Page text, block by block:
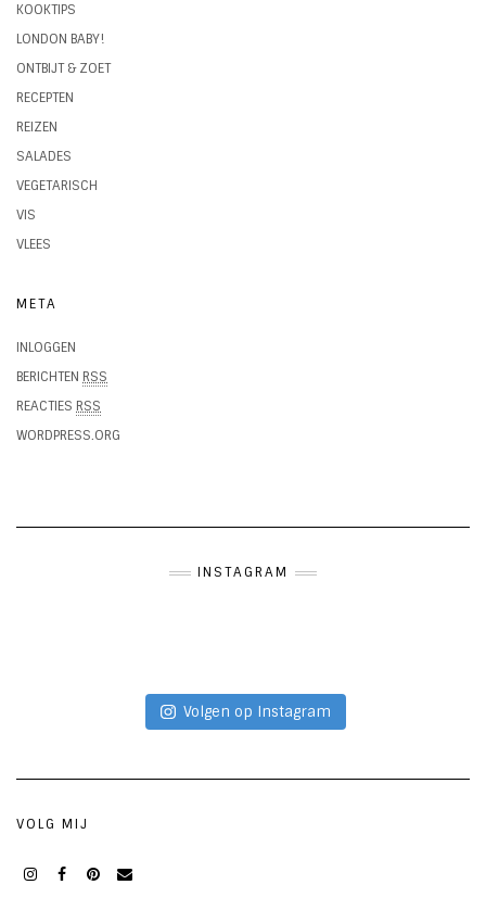
KOOKTIPS
LONDON BABY!
ONTBIJT & ZOET
RECEPTEN
REIZEN
SALADES
VEGETARISCH
VIS
VLEES
META
INLOGGEN
BERICHTEN RSS
REACTIES RSS
WORDPRESS.ORG
INSTAGRAM
Volgen op Instagram
VOLG MIJ